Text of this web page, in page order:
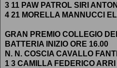
3 11 PAW PATROL SIRI
4 21 MORELLA MANNUCCI
GRAN PREMIO COLLEGIO
BATTERIA INIZIO ORE 16.00
N. N. COSCIA CAVALLO
1 3 CAMILLA FEDERICO ARRI